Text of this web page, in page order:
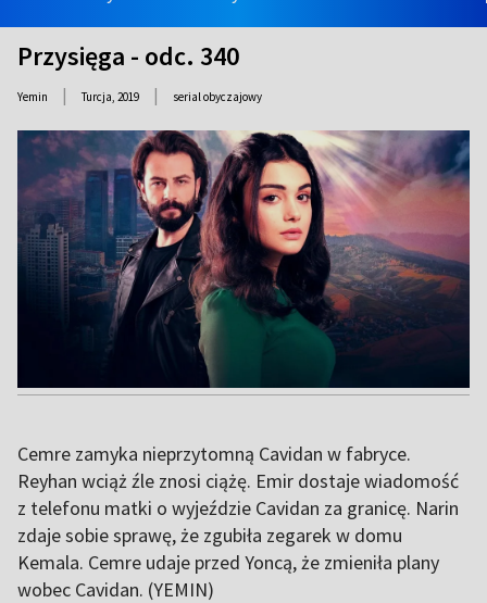
Przysięga - odc. 340
Yemin | Turcja, 2019 | serial obyczajowy
Cemre zamyka nieprzytomną Cavidan w fabryce.
Reyhan wciąż źle znosi ciążę. Emir dostaje wiadomość
z telefonu matki o wyjeździe Cavidan za granicę. Narin
zdaje sobie sprawę, że zgubiła zegarek w domu
Kemala. Cemre udaje przed Yoncą, że zmieniła plany
wobec Cavidan. (YEMIN)